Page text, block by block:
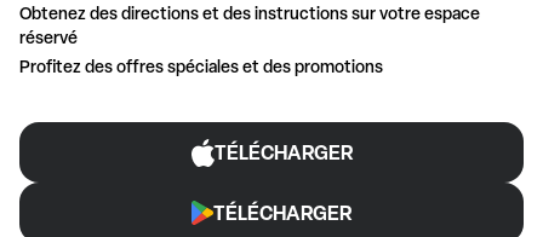
Obtenez des directions et des instructions sur votre espace
réservé
Profitez des offres spéciales et des promotions
TÉLÉCHARGER
TÉLÉCHARGER